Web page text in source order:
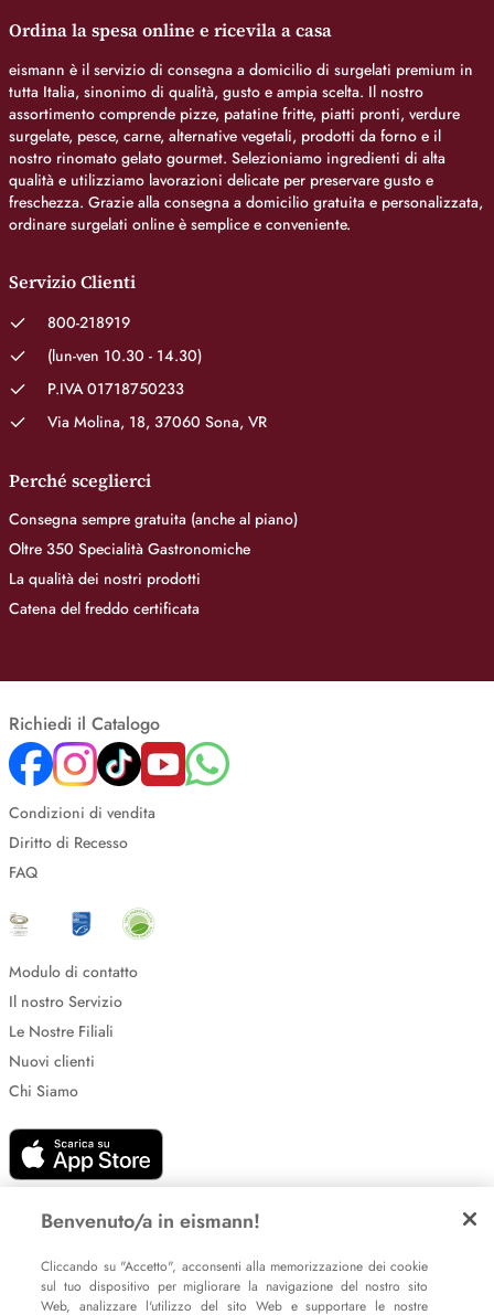
Ordina la spesa online e ricevila a casa
eismann è il servizio di consegna a domicilio di surgelati premium in
tutta Italia, sinonimo di qualità, gusto e ampia scelta. Il nostro
assortimento comprende pizze, patatine fritte, piatti pronti, verdure
surgelate, pesce, carne, alternative vegetali, prodotti da forno e il
nostro rinomato gelato gourmet. Selezioniamo ingredienti di alta
qualità e utilizziamo lavorazioni delicate per preservare gusto e
freschezza. Grazie alla consegna a domicilio gratuita e personalizzata,
ordinare surgelati online è semplice e conveniente.
Servizio Clienti
800-218919
(lun-ven 10.30 - 14.30)
P.IVA 01718750233
Via Molina, 18, 37060 Sona, VR
Perché sceglierci
Consegna sempre gratuita (anche al piano)
Oltre 350 Specialità Gastronomiche
La qualità dei nostri prodotti
Catena del freddo certificata
Richiedi il Catalogo
Condizioni di vendita
Diritto di Recesso
FAQ
Modulo di contatto
Il nostro Servizio
Le Nostre Filiali
Nuovi clienti
Chi Siamo
Impostazione dei cookie
Informative sulla privacy
Benvenuto/a in eismann!
Cliccando su "Accetto", acconsenti alla memorizzazione dei cookie
sul tuo dispositivo per migliorare la navigazione del nostro sito
Web, analizzare l'utilizzo del sito Web e supportare le nostre